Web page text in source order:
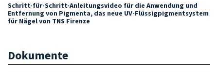
Schritt-für-Schritt-Anleitungsvideo für die Anwendung und
Entfernung von Pigmenta, das neue UV-Flüssigpigmentsystem
für Nägel von TNS Firenze
Dokumente